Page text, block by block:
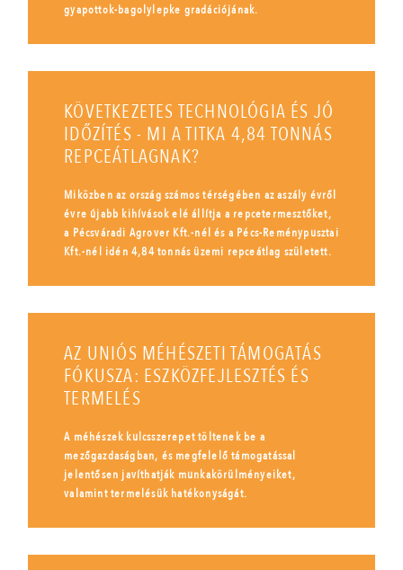
gyapottok-bagolylepke gradációjának.
KÖVETKEZETES TECHNOLÓGIA ÉS JÓ
IDŐZÍTÉS - MI A TITKA 4,84 TONNÁS
REPCEÁTLAGNAK?
Miközben az ország számos térségében az aszály évről
évre újabb kihívások elé állítja a repcetermesztőket,
a Pécsváradi Agrover Kft.-nél és a Pécs-Reménypusztai
Kft.-nél idén 4,84 tonnás üzemi repceátlag született.
AZ UNIÓS MÉHÉSZETI TÁMOGATÁS
FÓKUSZA: ESZKÖZFEJLESZTÉS ÉS
TERMELÉS
A méhészek kulcsszerepet töltenek be a
mezőgazdaságban, és megfelelő támogatással
jelentősen javíthatják munkakörülményeiket,
valamint termelésük hatékonyságát.